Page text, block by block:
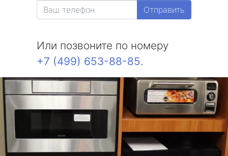
Отправить
Или позвоните по номеру
+7 (499) 653-88-85.